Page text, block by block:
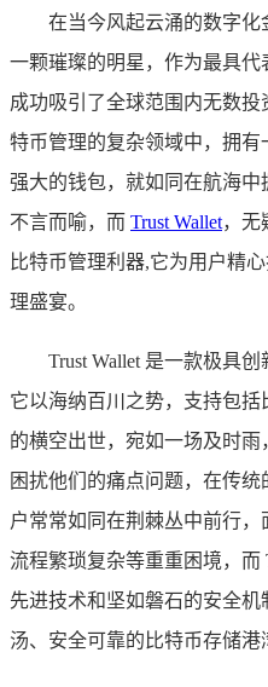
在当今风起云涌的数字化
一颗璀璨的明星，作为最具代
成功吸引了全球范围内无数
特币管理的复杂领域中，拥有
强大的钱包，就如同在航海
不言而喻，而 Trust Wallet，无
比特币管理利器,它为用户精
理盛宴。
Trust Wallet 是一款极具
它以海纳百川之势，支持包
的横空出世，宛如一场及时
困扰他们的痛点问题，在传
户常常如同在荆棘丛中前行
流程繁琐复杂等重重困境，而
先进技术和坚如磐石的安全
汤、安全可靠的比特币存储港